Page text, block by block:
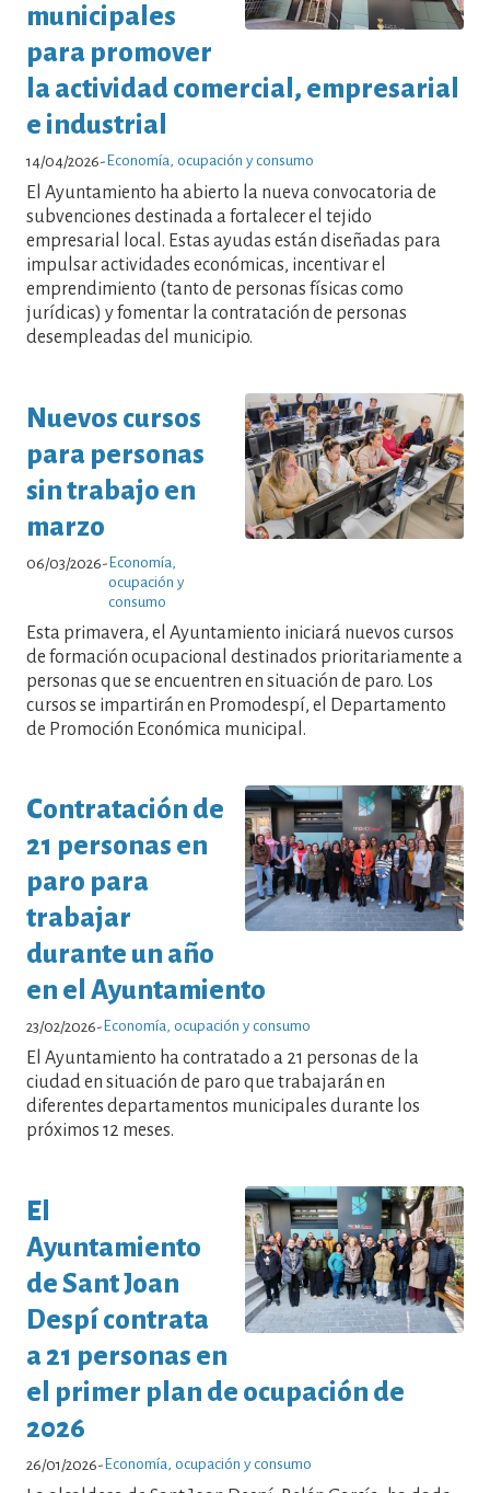
municipales
para promover
la actividad comercial, empresarial
e industrial
14/04/2026- Economía, ocupación y consumo
El Ayuntamiento ha abierto la nueva convocatoria de
subvenciones destinada a fortalecer el tejido
empresarial local. Estas ayudas están diseñadas para
impulsar actividades económicas, incentivar el
emprendimiento (tanto de personas físicas como
jurídicas) y fomentar la contratación de personas
desempleadas del municipio.
Nuevos cursos
para personas
sin trabajo en
marzo
06/03/2026- Economía,
ocupación y
consumo
Esta primavera, el Ayuntamiento iniciará nuevos cursos
de formación ocupacional destinados prioritariamente a
personas que se encuentren en situación de paro. Los
cursos se impartirán en Promodespí, el Departamento
de Promoción Económica municipal.
Contratación de
21 personas en
paro para
trabajar
durante un año
en el Ayuntamiento
23/02/2026- Economía, ocupación y consumo
El Ayuntamiento ha contratado a 21 personas de la
ciudad en situación de paro que trabajarán en
diferentes departamentos municipales durante los
próximos 12 meses.
El
Ayuntamiento
de Sant Joan
Despí contrata
a 21 personas en
el primer plan de ocupación de
2026
26/01/2026- Economía, ocupación y consumo